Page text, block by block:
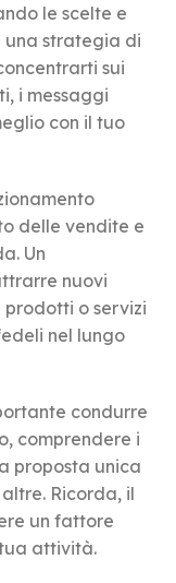
le scelte e
una strategia di
sui
i messaggi
con il tuo
delle vendite e
Un
nuovi
prodotti o servizi
nel lungo
condurre
comprendere i
proposta unica
Ricorda, il
un fattore
attività.